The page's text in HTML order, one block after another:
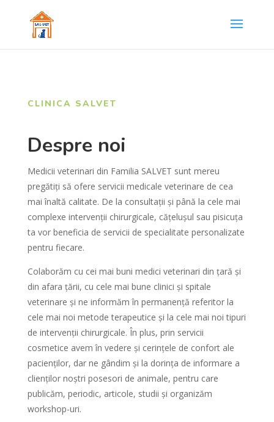
CLINICA SALVET
Despre noi
Medicii veterinari din Familia SALVET sunt mereu
pregătiți să ofere servicii medicale veterinare de cea
mai înaltă calitate. De la consultații și până la cele mai
complexe intervenții chirurgicale, cățelușul sau pisicuța
ta vor beneficia de servicii de specialitate personalizate
pentru fiecare.
Colaborăm cu cei mai buni medici veterinari din țară și
din afara țării, cu cele mai bune clinici și spitale
veterinare și ne informăm în permanență referitor la
cele mai noi metode terapeutice și la cele mai noi tipuri
de intervenții chirurgicale. În plus, prin servicii
cosmetice avem în vedere și cerințele de confort ale
pacienților, dar ne gândim și la dorința de informare a
clienților noștri posesori de animale, pentru care
publicăm, periodic, articole, studii și organizăm
workshop-uri.